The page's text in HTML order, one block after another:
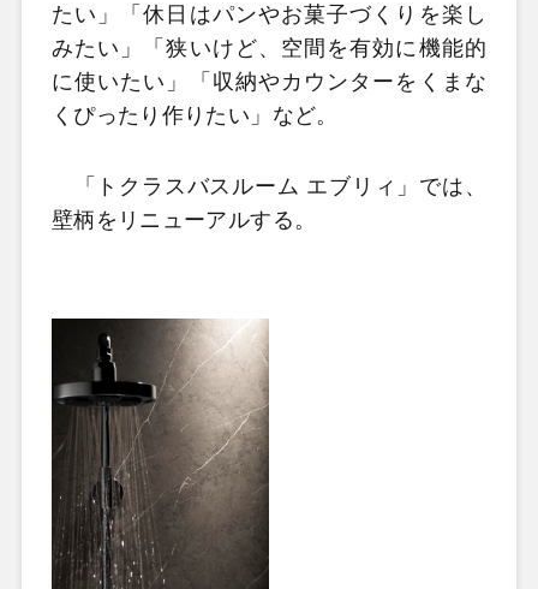
たい」「休日はパンやお菓子づくりを楽し
みたい」「狭いけど、空間を有効に機能的
に使いたい」「収納やカウンターをくまな
くぴったり作りたい」など。
「トクラスバスルーム エブリィ」では、
壁柄をリニューアルする。